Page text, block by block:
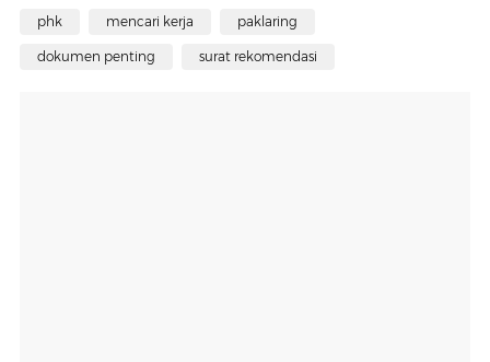
phk mencari kerja paklaring
dokumen penting surat rekomendasi